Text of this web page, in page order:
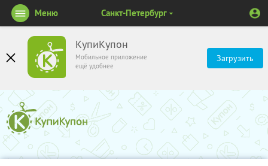
КупиКупон
Мобильное приложение
ещё удобнее
Загрузить
Меню Санкт-Петербург